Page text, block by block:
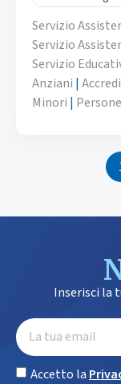
Servizio
Servizio
Servizio
Anziani |
Minori |
Inserisci la
Accetto la